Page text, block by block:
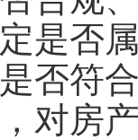
是否
否符
对房